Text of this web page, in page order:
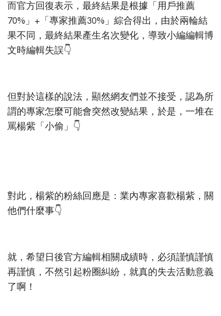
而官方回復表示，最終結果是根據「用戶推薦
70%」+「專家推薦30%」綜合得出，由於兩輪結
果不同，最終結果產生名次變化，導致小編編輯博
文時編輯失誤👇
但對於這樣的說法，顯然網友們並不接受，認為所
謂的專家怎麼可能會突然改變結果，於是，一堆在
罵楊紫「小偷」👇
對此，楊紫的粉絲回應是：業內專家喜歡楊紫，關
他們什麼事👇
就，希望日後官方編輯相關成績時，必須謹慎謹慎
再謹慎，不然引起粉圈糾紛，就真的失去活動意義
了啊！